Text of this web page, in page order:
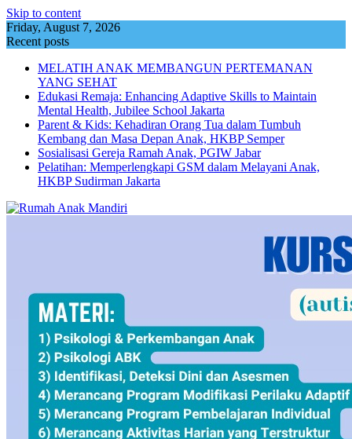
Skip to content
Friday, August 7, 2026
Recent posts
MELATIH ANAK MEMBANGUN PERTEMANAN
YANG SEHAT
Edukasi Remaja: Enhancing Adaptive Skills to Maintain
Mental Health, Jubilee School Jakarta
Parent & Kids: Kehadiran Orang Tua dalam Tumbuh
Kembang dan Masa Depan Anak, HKBP Semper
Sosialisasi Gereja Ramah Anak, PGIW Jabar
Pelatihan: Memperlengkapi GSM dalam Melayani Anak,
HKBP Sudirman Jakarta